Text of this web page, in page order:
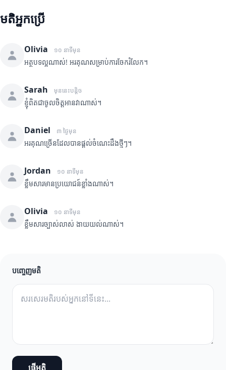
មតិអ្នកប្រើ
Olivia ១០ នាទីមុន
អត្ថបទល្អណាស់! អរគុណសម្រាប់ការចែករំលែក។
Sarah មុននេះបន្តិច
ខ្ញុំពិតជាចូលចិត្តអានវាណាស់។
Daniel ៣ ថ្ងៃមុន
អរគុណច្រើនដែលបានផ្តល់ចំណេះដឹងថ្មីៗ។
Jordan ១០ នាទីមុន
ខ្លឹមសារមានប្រយោជន៍ខ្លាំងណាស់។
Olivia ១០ នាទីមុន
ខ្លឹមសារច្បាស់លាស់ ងាយយល់ណាស់។
បញ្ចេញមតិ